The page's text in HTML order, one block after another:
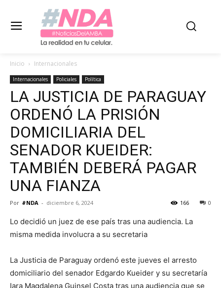
Inicio Internacionales
Internacionales Policiales Política
LA JUSTICIA DE PARAGUAY
ORDENÓ LA PRISIÓN
DOMICILIARIA DEL
SENADOR KUEIDER:
TAMBIÉN DEBERÁ PAGAR
UNA FIANZA
Por #NDA - diciembre 6, 2024 0
166
Lo decidió un juez de ese país tras una audiencia. La
misma medida involucra a su secretaria
La Justicia de Paraguay ordenó este jueves el arresto
domiciliario del senador Edgardo Kueider y su secretaría
Iara Magdalena Guinsel Costa tras una audiencia que se